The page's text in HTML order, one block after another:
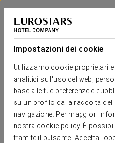
Impostazioni dei cookie
Utilizziamo cookie proprietari
analitici sull'uso del web,
base alle tue preferenze e
su un profilo dalla raccolta
navigazione. Per maggiori
nostra cookie policy. È
tramite il pulsante "Accetta"
Áurea Palacio de Correos
LOGROÑO